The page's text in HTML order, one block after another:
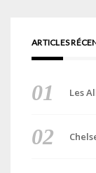
ARTICLES
Les